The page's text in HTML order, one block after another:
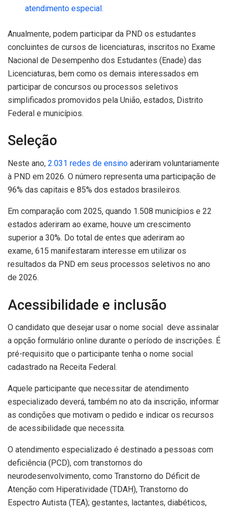
atendimento especial.
Anualmente, podem participar da PND os estudantes
concluintes de cursos de licenciaturas, inscritos no Exame
Nacional de Desempenho dos Estudantes (Enade) das
Licenciaturas, bem como os demais interessados em
participar de concursos ou processos seletivos
simplificados promovidos pela União, estados, Distrito
Federal e municípios.
Seleção
Neste ano, 2.031 redes de ensino aderiram voluntariamente
à PND em 2026. O número representa uma participação de
96% das capitais e 85% dos estados brasileiros.
Em comparação com 2025, quando 1.508 municípios e 22
estados aderiram ao exame, houve um crescimento
superior a 30%. Do total de entes que aderiram ao
exame, 615 manifestaram interesse em utilizar os
resultados da PND em seus processos seletivos no ano
de 2026.
Acessibilidade e inclusão
O candidato que desejar usar o nome social deve assinalar
a opção formulário online durante o período de inscrições. É
pré-requisito que o participante tenha o nome social
cadastrado na Receita Federal.
Aquele participante que necessitar de atendimento
especializado deverá, também no ato da inscrição, informar
as condições que motivam o pedido e indicar os recursos
de acessibilidade que necessita.
O atendimento especializado é destinado a pessoas com
deficiência (PCD), com transtornos do
neurodesenvolvimento, como Transtorno do Déficit de
Atenção com Hiperatividade (TDAH), Transtorno do
Espectro Autista (TEA); gestantes, lactantes, diabéticos,